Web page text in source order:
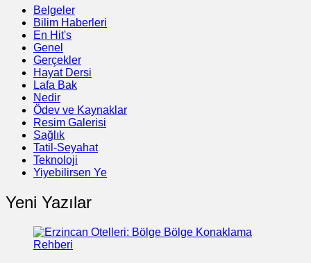
Belgeler
Bilim Haberleri
En Hit's
Genel
Gerçekler
Hayat Dersi
Lafa Bak
Nedir
Ödev ve Kaynaklar
Resim Galerisi
Sağlık
Tatil-Seyahat
Teknoloji
Yiyebilirsen Ye
Yeni Yazılar